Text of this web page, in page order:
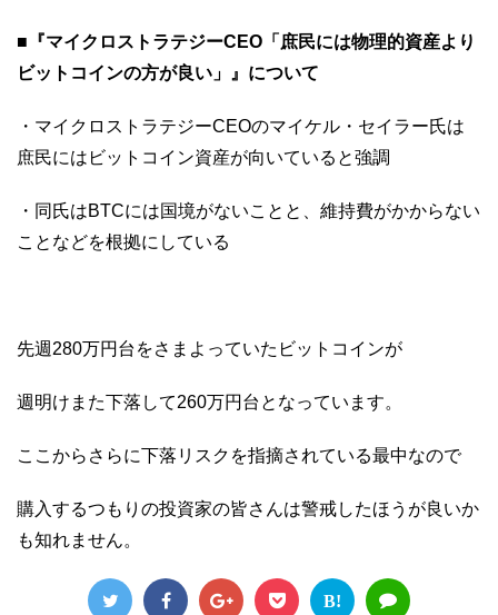
■『マイクロストラテジーCEO「庶民には物理的資産より
ビットコインの方が良い」』について
・マイクロストラテジーCEOのマイケル・セイラー氏は
庶民にはビットコイン資産が向いていると強調
・同氏はBTCには国境がないことと、維持費がかからない
ことなどを根拠にしている
先週280万円台をさまよっていたビットコインが
週明けまた下落して260万円台となっています。
ここからさらに下落リスクを指摘されている最中なので
購入するつもりの投資家の皆さんは警戒したほうが良いか
も知れません。
B!